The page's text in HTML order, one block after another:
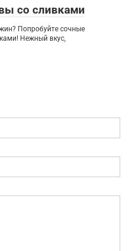
со сливками
Попробуйте сочные
Нежный вкус,